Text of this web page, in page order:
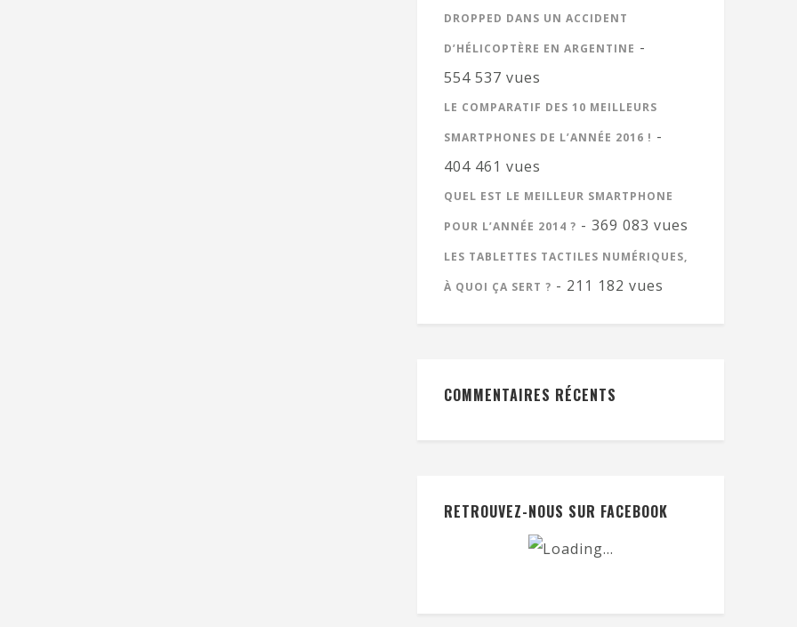
DROPPED DANS UN ACCIDENT
D’HÉLICOPTÈRE EN ARGENTINE -
554 537 vues
LE COMPARATIF DES 10 MEILLEURS
SMARTPHONES DE L’ANNÉE 2016 ! -
404 461 vues
QUEL EST LE MEILLEUR SMARTPHONE
POUR L’ANNÉE 2014 ? - 369 083 vues
LES TABLETTES TACTILES NUMÉRIQUES,
À QUOI ÇA SERT ? - 211 182 vues
COMMENTAIRES RÉCENTS
RETROUVEZ-NOUS SUR FACEBOOK